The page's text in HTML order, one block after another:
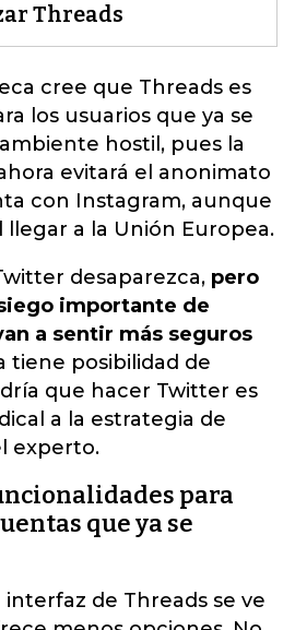
Threads
cree que Threads es
los usuarios que ya se
hostil, pues la
evitará el anonimato
con Instagram, aunque
a la Unión Europea.
desaparezca, pero
importante de
a sentir más seguros
tiene posibilidad de
que hacer Twitter es
a la estrategia de
experto.
para
que ya se
de Threads se ve